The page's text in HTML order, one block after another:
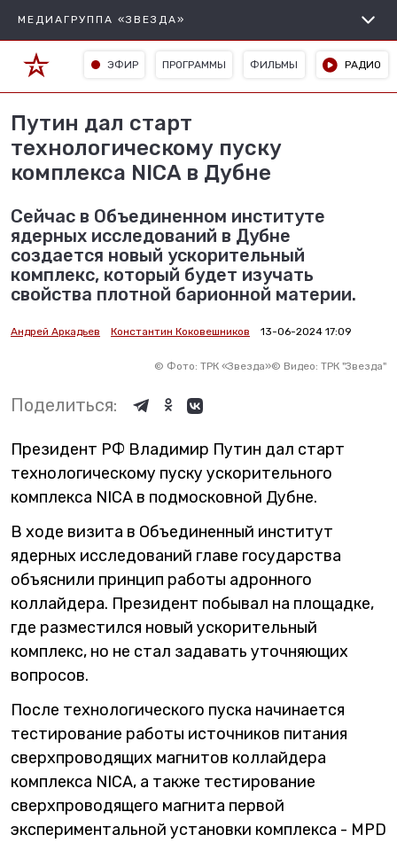
МЕДИАГРУППА «ЗВЕЗДА»
ЭФИР ПРОГРАММЫ ФИЛЬМЫ РАДИО
Путин дал старт
технологическому пуску
комплекса NICA в Дубне
Сейчас в Объединенном институте
ядерных исследований в Дубне
создается новый ускорительный
комплекс, который будет изучать
свойства плотной барионной материи.
Андрей Аркадьев Константин Коковешников 13-06-2024 17:09
© Фото: ТРК «Звезда»© Видео: ТРК "Звезда"
Поделиться:
Президент РФ Владимир Путин дал старт
технологическому пуску ускорительного
комплекса NICA в подмосковной Дубне.
В ходе визита в Объединенный институт
ядерных исследований главе государства
объяснили принцип работы адронного
коллайдера. Президент побывал на площадке,
где разместился новый ускорительный
комплекс, но не стал задавать уточняющих
вопросов.
После технологического пуска начинается
тестирование работы источников питания
сверхпроводящих магнитов коллайдера
комплекса NICA, а также тестирование
сверхпроводящего магнита первой
экспериментальной установки комплекса - MPD